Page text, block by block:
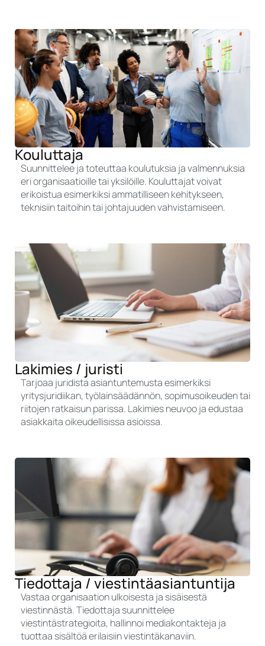
Kouluttaja
Suunnittelee ja toteuttaa koulutuksia ja valmennuksia
eri organisaatioille tai yksilöille. Kouluttajat voivat
erikoistua esimerkiksi ammatilliseen kehitykseen,
teknisiin taitoihin tai johtajuuden vahvistamiseen.
Lakimies / juristi
Tarjoaa juridista asiantuntemusta esimerkiksi
yritysjuridiikan, työlainsäädännön, sopimusoikeuden tai
riitojen ratkaisun parissa. Lakimies neuvoo ja edustaa
asiakkaita oikeudellisissa asioissa.
Tiedottaja / viestintäasiantuntija
Vastaa organisaation ulkoisesta ja sisäisestä
viestinnästä. Tiedottaja suunnittelee
viestintästrategioita, hallinnoi mediakontakteja ja
tuottaa sisältöä erilaisiin viestintäkanaviin.